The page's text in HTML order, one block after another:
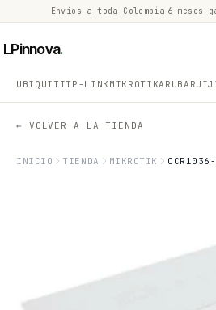
Envíos a toda Colombia 6 meses
LPinnova.
UBIQUITITP-LINK MIKROTIKARUBA
← VOLVER A LA TIENDA
INICIO TIENDA MIKROTIK